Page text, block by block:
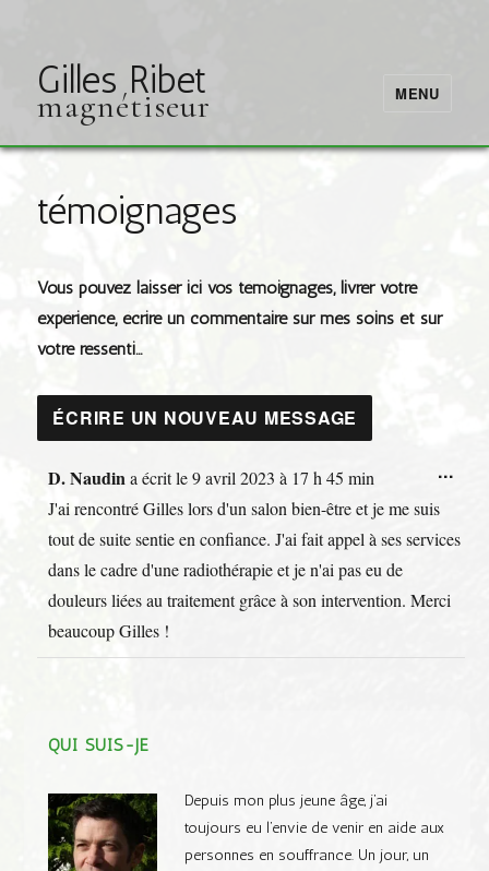
Gilles Ribet
magnétiseur MENU
témoignages
Vous pouvez laisser ici vos témoignages, livrer votre
expérience, écrire un commentaire sur mes soins et sur
votre ressenti…
D. Naudina écrit le9 avril 2023 à 17 h 45 min
J'ai rencontré Gilles lors d'un salon bien-être et je me suis
tout de suite sentie en confiance. J'ai fait appel à ses services
dans le cadre d'une radiothérapie et je n'ai pas eu de
douleurs liées au traitement grâce à son intervention. Merci
beaucoup Gilles !
...
QUI SUIS-JE
Depuis mon plus jeune âge, j’ai
toujours eu l’envie de venir en aide aux
personnes en souffrance. Un jour, un